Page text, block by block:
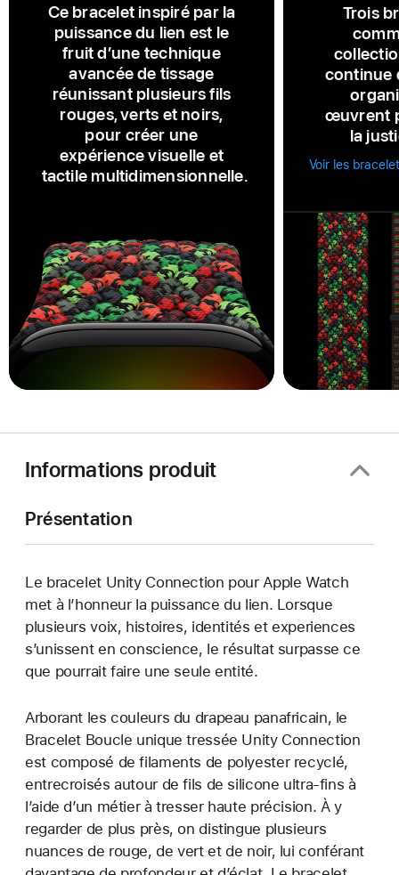
Ce bracelet inspiré par la
puissance du lien est le
fruit d’une technique
avancée de tissage
réunissant plusieurs fils
rouges, verts et noirs,
pour créer une
expérience visuelle et
tactile multidimensionnelle.
Trois
continue
œuvrent
la
Voir les
Informations produit
Présentation
Le bracelet Unity Connection pour Apple Watch
met à l’honneur la puissance du lien. Lorsque
plusieurs voix, histoires, identités et experiences
s’unissent en conscience, le résultat surpasse ce
que pourrait faire une seule entité.
Arborant les couleurs du drapeau panafricain, le
Bracelet Boucle unique tressée Unity Connection
est composé de filaments de polyester recyclé,
entrecroisés autour de fils de silicone ultra-fins à
l’aide d’un métier à tresser haute précision. À y
regarder de plus près, on distingue plusieurs
nuances de rouge, de vert et de noir, lui conférant